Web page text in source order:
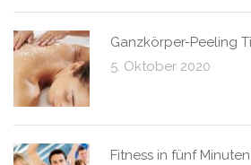
Ganzkörper-Peeling
5. Oktober 2020
Fitness in fünf